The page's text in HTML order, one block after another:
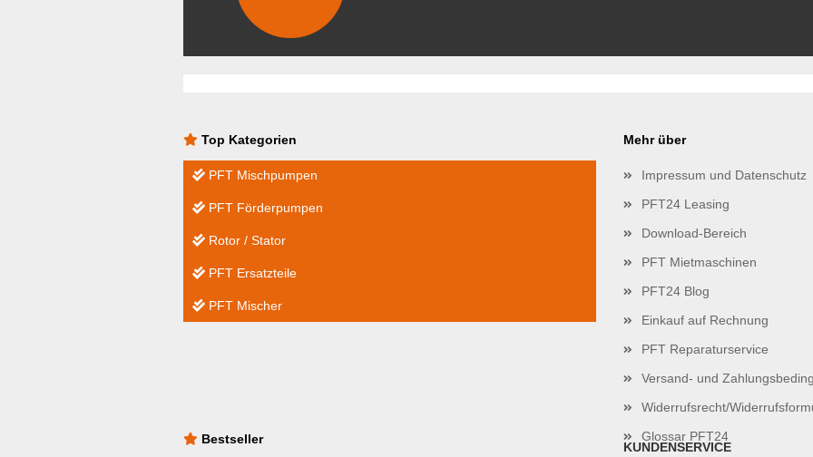
Top Kategorien
PFT Mischpumpen
PFT Förderpumpen
Rotor / Stator
PFT Ersatzteile
PFT Mischer
Mehr über
Impressum und Datenschutz
PFT24 Leasing
Download-Bereich
PFT Mietmaschinen
PFT24 Blog
Einkauf auf Rechnung
PFT Reparaturservice
Versand- und
Widerrufsrecht/
Glossar PFT24
Bestseller
KUNDENSERVICE